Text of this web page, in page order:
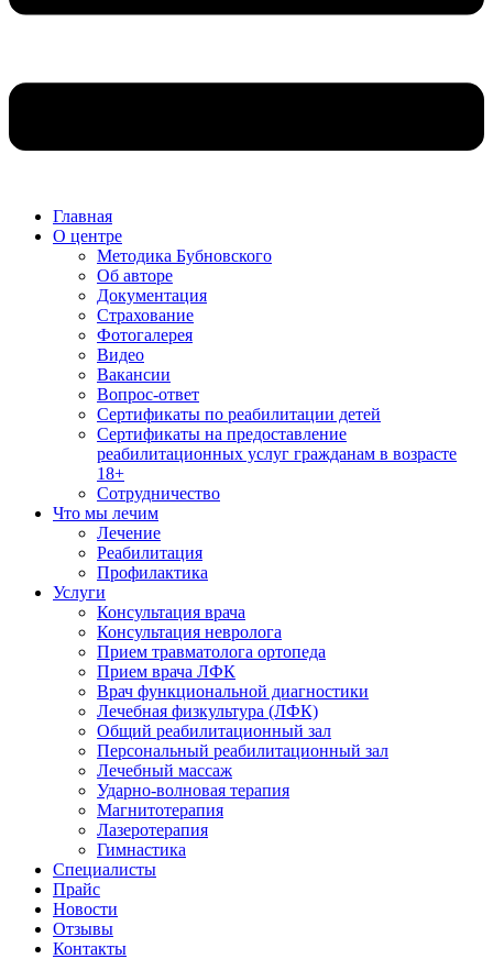
Главная
О центре
Методика Бубновского
Об авторе
Документация
Страхование
Фотогалерея
Видео
Вакансии
Вопрос-ответ
Сертификаты по реабилитации детей
Сертификаты на предоставление
реабилитационных услуг гражданам в возрасте
18+
Сотрудничество
Что мы лечим
Лечение
Реабилитация
Профилактика
Услуги
Консультация врача
Консультация невролога
Прием травматолога ортопеда
Прием врача ЛФК
Врач функциональной диагностики
Лечебная физкультура (ЛФК)
Общий реабилитационный зал
Персональный реабилитационный зал
Лечебный массаж
Ударно-волновая терапия
Магнитотерапия
Лазеротерапия
Гимнастика
Специалисты
Прайс
Новости
Отзывы
Контакты